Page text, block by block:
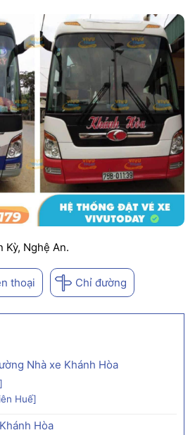
Kỳ, Nghệ An.
thoại Chỉ đường
Nhà xe Khánh Hòa
Huế]
Hòa